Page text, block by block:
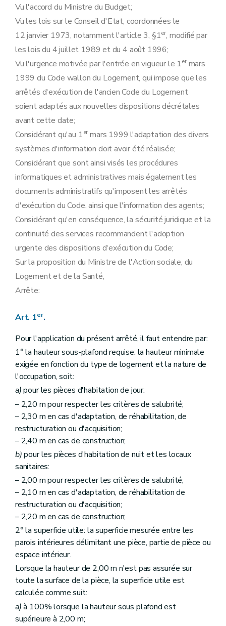
Vu l'accord du Ministre du Budget;
Vu les lois sur le Conseil d'Etat, coordonnées le
12 janvier 1973, notamment l'article 3, §1er, modifié par
les lois du 4 juillet 1989 et du 4 août 1996;
Vu l'urgence motivée par l'entrée en vigueur le 1ermars
1999 du Code wallon du Logement, qui impose que les
arrêtés d'exécution de l'ancien Code du Logement
soient adaptés aux nouvelles dispositions décrétales
avant cette date;
Considérant qu'au 1er mars 1999 l'adaptation des divers
systèmes d'information doit avoir été réalisée;
Considérant que sont ainsi visés les procédures
informatiques et administratives mais également les
documents administratifs qu'imposent les arrêtés
d'exécution du Code, ainsi que l'information des agents;
Considérant qu'en conséquence, la sécurité juridique et la
continuité des services recommandent l'adoption
urgente des dispositions d'exécution du Code;
Sur la proposition du Ministre de l'Action sociale, du
Logement et de la Santé,
Arrête:
Art. 1er.
Pour l'application du présent arrêté, il faut entendre par:
1° la hauteur sous-plafond requise: la hauteur minimale
exigée en fonction du type de logement et la nature de
l'occupation, soit:
a)pour les pièces d'habitation de jour:
– 2,20 m pour respecter les critères de salubrité;
– 2,30 m en cas d'adaptation, de réhabilitation, de
restructuration ou d'acquisition;
– 2,40 m en cas de construction;
b)pour les pièces d'habitation de nuit et les locaux
sanitaires:
– 2,00 m pour respecter les critères de salubrité;
– 2,10 m en cas d'adaptation, de réhabilitation de
restructuration ou d'acquisition;
– 2,20 m en cas de construction;
2° la superficie utile: la superficie mesurée entre les
parois intérieures délimitant une pièce, partie de pièce ou
espace intérieur.
Lorsque la hauteur de 2,00 m n'est pas assurée sur
toute la surface de la pièce, la superficie utile est
calculée comme suit:
a)à 100% lorsque la hauteur sous plafond est
supérieure à 2,00 m;